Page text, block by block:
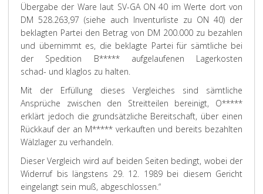
Übergabe der Ware laut SV-GA ON 40 im Werte dort von
DM 528.263,97 (siehe auch Inventurliste zu ON 40) der
beklagten Partei den Betrag von DM 200.000 zu bezahlen
und übernimmt es, die beklagte Partei für sämtliche bei
der Spedition B***** aufgelaufenen Lagerkosten
schad- und klaglos zu halten.
Mit der Erfüllung dieses Vergleiches sind sämtliche
Ansprüche zwischen den Streitteilen bereinigt, O*****
erklärt jedoch die grundsätzliche Bereitschaft, über einen
Rückkauf der an M***** verkauften und bereits bezahlten
Wälzlager zu verhandeln.
Dieser Vergleich wird auf beiden Seiten bedingt, wobei der
Widerruf bis längstens 29. 12. 1989 bei diesem Gericht
eingelangt sein muß, abgeschlossen.“